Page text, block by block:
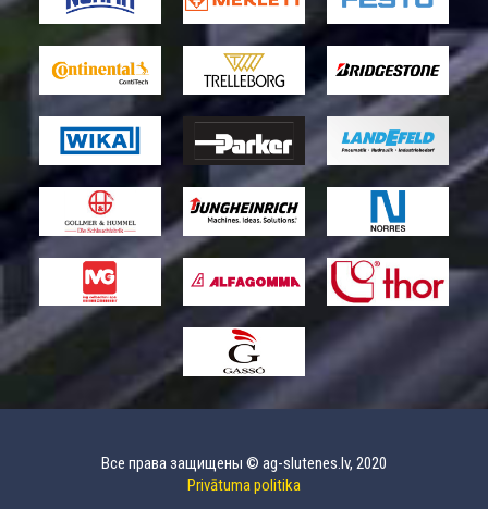
Все права защищены © ag-slutenes.lv, 2020
Privātuma politika